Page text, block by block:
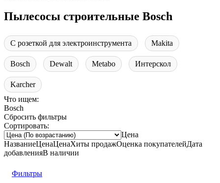
Пылесосы строительные Bosch
С розеткой для электроинструмента Makita
Bosch Dewalt Metabo Интерскол
Karcher
Что ищем:
Bosch
Сбросить фильтры
Сортировать:
Цена
НазваниеЦенаЦенаХиты продажОценка покупателейДата
добавленияВ наличии
Фильтры